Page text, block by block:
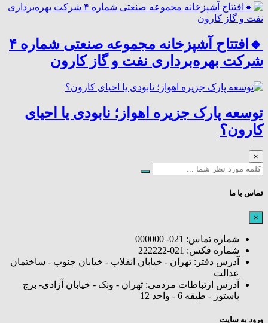
🔸افتتاح آشپزخانه مجموعه صنعتی شماره ۴
شرکت بهره‌برداری نفت و گاز کارون
توسعه پارک جزیره اهواز؛ نابودی یا احیای
کارون؟
×
تماس با ما
×
شماره تماس: 021- 000000
شماره فکس: 021-222222
آدرس دفتر: تهران - خیابان انقلاب - خیابان جنوب - ساختمان
عدالت
آدرس ارتباطات مردمی: تهران - ونک - خیابان آزادی- برج
پاستور - طبقه 6 - واحد 12
ورود به سایت